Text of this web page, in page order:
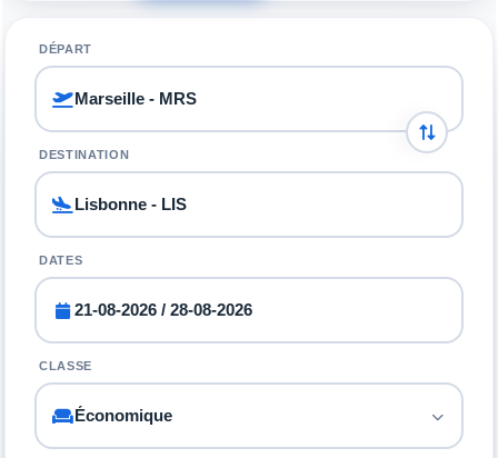
DÉPART
DESTINATION
DATES
CLASSE